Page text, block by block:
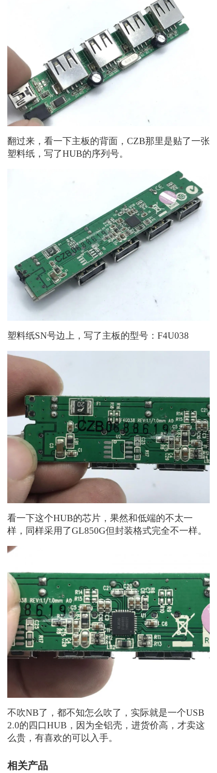
翻过来，看一下主板的背面，CZB那里是贴了一张
塑料纸，写了HUB的序列号。
塑料纸SN号边上，写了主板的型号：F4U038
看一下这个HUB的芯片，果然和低端的不太一
样，同样采用了GL850G但封装格式完全不一样。
不吹NB了，都不知怎么吹了，实际就是一个USB
2.0的四口HUB，因为全铝壳，进货价高，才卖这
么贵，有喜欢的可以入手。
相关产品